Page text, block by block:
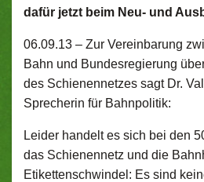
dafür jetzt beim Neu- und
06.09.13 – Zur Vereinbarung
Bahn und Bundesregierung
des Schienennetzes sagt Dr.
Sprecherin für Bahnpolitik:
Leider handelt es sich bei den
das Schienennetz und die
Etikettenschwindel: Es sind